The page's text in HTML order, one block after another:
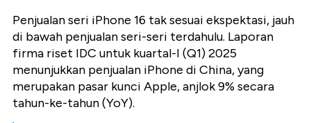
Penjualan seri iPhone 16 tak sesuai ekspektasi, jauh
di bawah penjualan seri-seri terdahulu. Laporan
firma riset IDC untuk kuartal-I (Q1) 2025
menunjukkan penjualan iPhone di China, yang
merupakan pasar kunci Apple, anjlok 9% secara
tahun-ke-tahun (YoY).